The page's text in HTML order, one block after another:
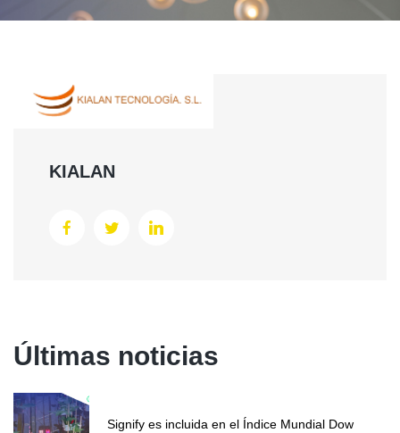
KIALAN
Últimas noticias
Signify es incluida en el Índice Mundial Dow